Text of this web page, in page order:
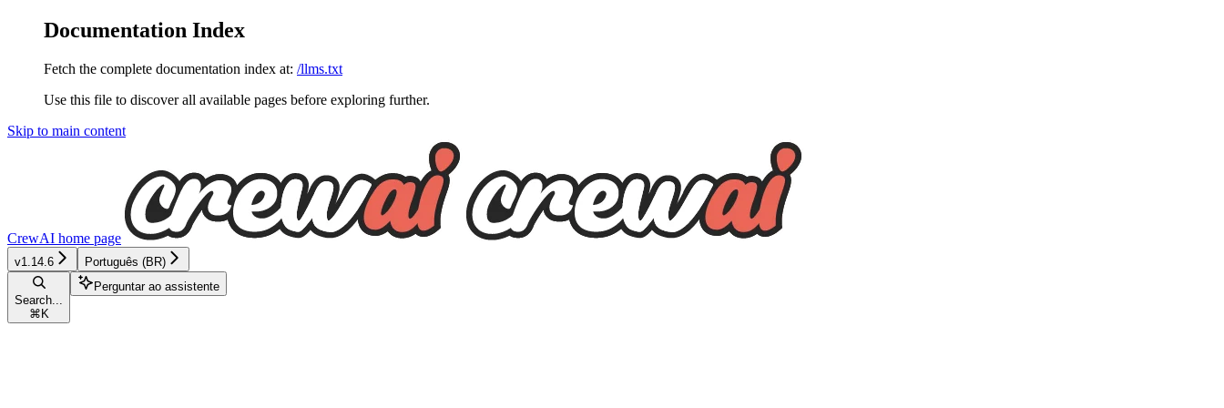
Documentation Index
Fetch the complete documentation index at: /llms.txt
Use this file to discover all available pages before exploring further.
Skip to main content
CrewAI home page
v1.14.6 Português (BR)
Search...
⌘ K
Perguntar ao assistente